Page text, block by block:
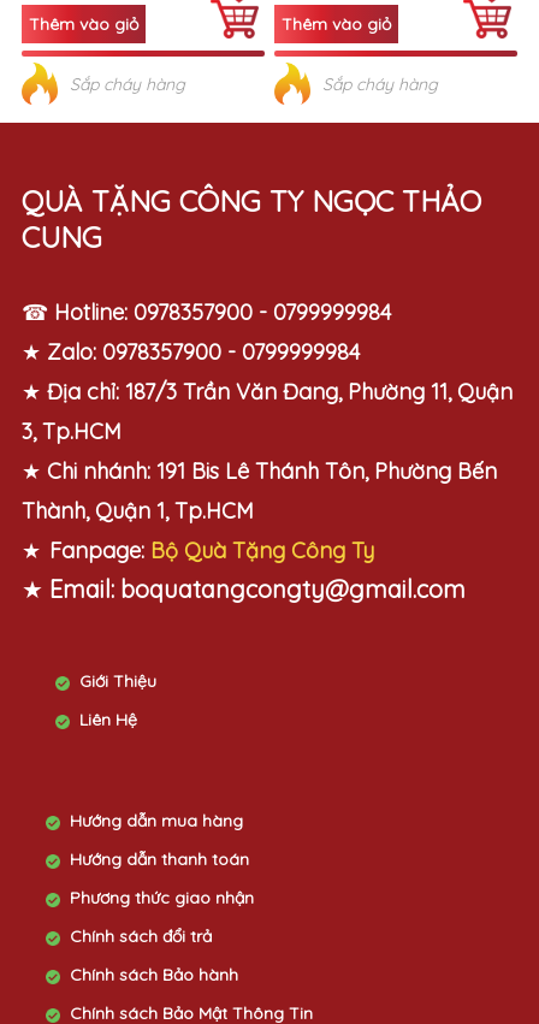
Sắp cháy hàng Sắp cháy hàng
QUÀ TẶNG CÔNG TY NGỌC THẢO
CUNG
☎ Hotline: 0978357900 - 0799999984
★ Zalo: 0978357900 - 0799999984
★ Địa chỉ: 187/3 Trần Văn Đang, Phường 11, Quận
3, Tp.HCM
★ Chi nhánh: 191 Bis Lê Thánh Tôn, Phường Bến
Thành, Quận 1, Tp.HCM
★ Fanpage: Bộ Quà Tặng Công Ty
★ Email: boquatangcongty@gmail.com
Giới Thiệu
Liên Hệ
Hướng dẫn mua hàng
Hướng dẫn thanh toán
Phương thức giao nhận
Chính sách đổi trả
Chính sách Bảo hành
Chính sách Bảo Mật Thông Tin